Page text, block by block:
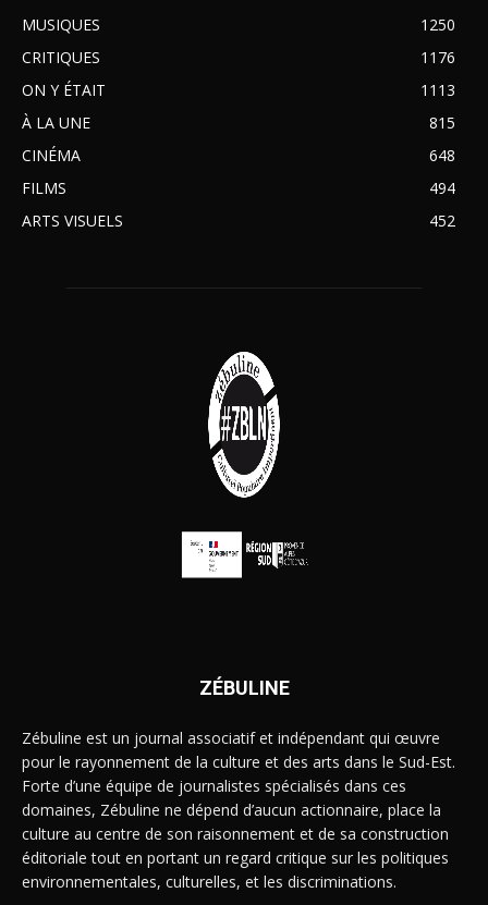
MUSIQUES
1250
CRITIQUES
1176
ON Y ÉTAIT
1113
À LA UNE
815
CINÉMA
648
FILMS
494
ARTS VISUELS
452
ZÉBULINE
Zébuline est un journal associatif et indépendant qui œuvre
pour le rayonnement de la culture et des arts dans le Sud-Est.
Forte d’une équipe de journalistes spécialisés dans ces
domaines, Zébuline ne dépend d’aucun actionnaire, place la
culture au centre de son raisonnement et de sa construction
éditoriale tout en portant un regard critique sur les politiques
environnementales, culturelles, et les discriminations.